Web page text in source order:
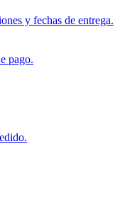
y fechas de entrega.
pago.